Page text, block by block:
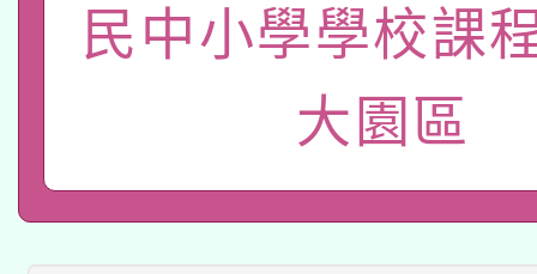
pilot」
有關大陸委員會函釋公
薪期間赴陸應申請許可
業技術研究院辦理「
用水績優單位及節水達
115年8月22日(星期六
桃園市孔廟祈福系列
2026年桃園地景藝術
本校115學年度第2次
民中小學學校課
大園區